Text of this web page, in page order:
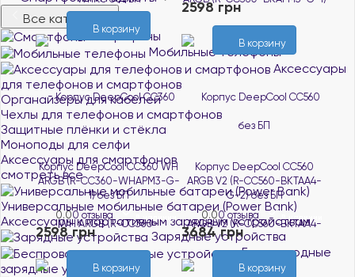
Все категории
Смартфоны
Мобильные телефоны
Аксессуары
для телефонов и смартфонов
Органайзеры для кабелей
Чехлы для телефонов и смартфонов
Защитные плёнки и стёкла
Моноподы для селфи
Аксессуары для смартфонов
смотреть все
Универсальные мобильные батареи (Power Bank)
Аксессуары к портативным зарядным устройствам
Зарядные устройства
Беспроводные
зарядные устройства
В корзину
2598 грн
В корзину
Корпус DeepCool CC360 WH
ARGB (R-CC360-WHAPM3-G-
1) без БП
0.00 отзыва В наличии
2598 грн
В корзину
Корпус DeepCool CC560
ARGB V2 (R-CC560-BKTAA4-
G-2) без БП
0.00 отзыва В наличии
3684 грн
В корзину